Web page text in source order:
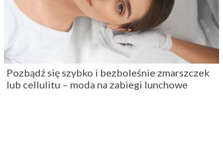
Pozbądź się szybko i bezboleśnie zmarszczek
lub cellulitu – moda na zabiegi lunchowe